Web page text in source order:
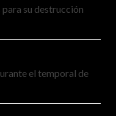
su destrucción
el temporal de